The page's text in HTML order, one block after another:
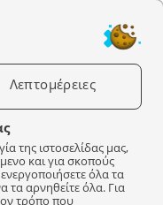
Λεπτομέρειες
της ιστοσελίδας μας,
και για σκοπούς
όλα τα
τα αρνηθείτε όλα. Για
τρόπο που
τηλεφώνων
(22)